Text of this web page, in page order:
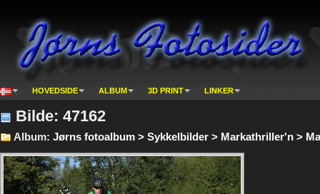
HOVEDSIDE ALBUM 3D PRINT LINKER
Bilde: 47162
Album: Jørns fotoalbum > Sykkelbilder > Markathriller'n >